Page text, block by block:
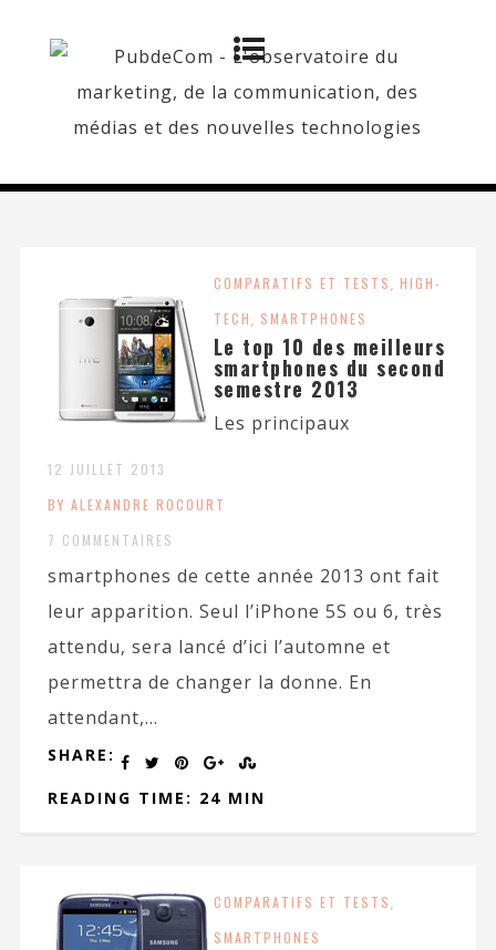
COMPARATIFS ET TESTS, HIGH-
TECH, SMARTPHONES
Le top 10 des meilleurs
smartphones du second
semestre 2013
12 JUILLET 2013
BY ALEXANDRE ROCOURT
7 COMMENTAIRES
Les principaux
smartphones de cette année 2013 ont fait
leur apparition. Seul l’iPhone 5S ou 6, très
attendu, sera lancé d’ici l’automne et
permettra de changer la donne. En
attendant,...
SHARE:
READING TIME: 24 MIN
COMPARATIFS ET TESTS,
SMARTPHONES